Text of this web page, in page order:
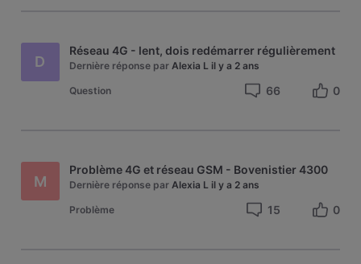
D
Réseau 4G - lent, dois redémarrer régulièrement
Dernière réponse par Alexia L il y a 2 ans
Question 66 0
M
Problème 4G et réseau GSM - Bovenistier 4300
Dernière réponse par Alexia L il y a 2 ans
Problème 15 0